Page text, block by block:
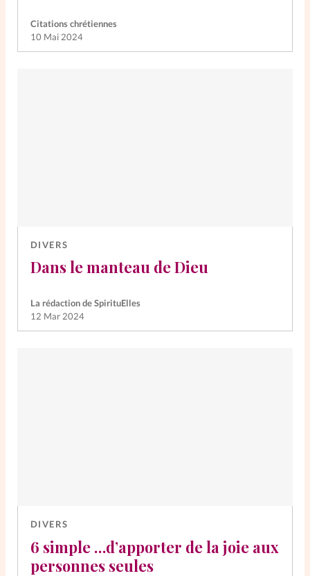
Citations chrétiennes
10 Mai 2024
DIVERS
Dans le manteau de Dieu
La rédaction de SpirituElles
12 Mar 2024
DIVERS
6 simple …d’apporter de la joie aux
personnes seules